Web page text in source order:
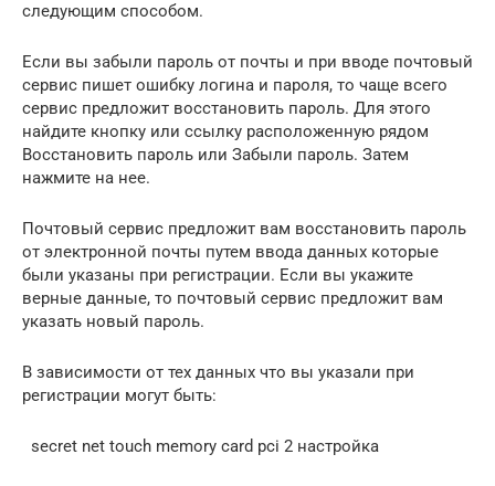
следующим способом.
Если вы забыли пароль от почты и при вводе почтовый
сервис пишет ошибку логина и пароля, то чаще всего
сервис предложит восстановить пароль. Для этого
найдите кнопку или ссылку расположенную рядом
Восстановить пароль или Забыли пароль. Затем
нажмите на нее.
Почтовый сервис предложит вам восстановить пароль
от электронной почты путем ввода данных которые
были указаны при регистрации. Если вы укажите
верные данные, то почтовый сервис предложит вам
указать новый пароль.
В зависимости от тех данных что вы указали при
регистрации могут быть:
secret net touch memory card pci 2 настройка